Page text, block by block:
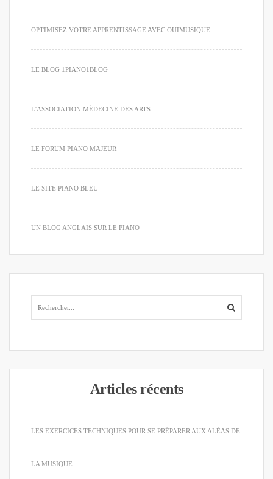
OPTIMISEZ VOTRE APPRENTISSAGE AVEC OUIMUSIQUE
LE BLOG 1PIANO1BLOG
L'ASSOCIATION MÉDECINE DES ARTS
LE FORUM PIANO MAJEUR
LE SITE PIANO BLEU
UN BLOG ANGLAIS SUR LE PIANO
Articles récents
LES EXERCICES TECHNIQUES POUR SE PRÉPARER AUX ALÉAS DE
LA MUSIQUE